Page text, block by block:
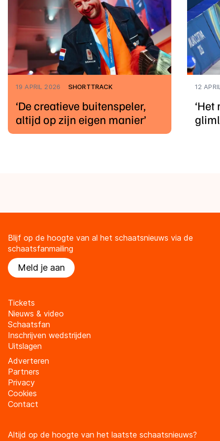
19 APRIL 2026 SHORTTRACK
‘De creatieve buitenspeler,
altijd op zijn eigen manier’
12
Blijf op de hoogte van al het schaatsnieuws via de
schaatsfanmailing
Meld je aan
Tickets
Nieuws & video
Schaatsfan
Inschrijven wedstrijden
Uitslagen
Adverteren
Partners
Privacy
Cookies
Contact
Altijd op de hoogte van het laatste schaatsnieuws?